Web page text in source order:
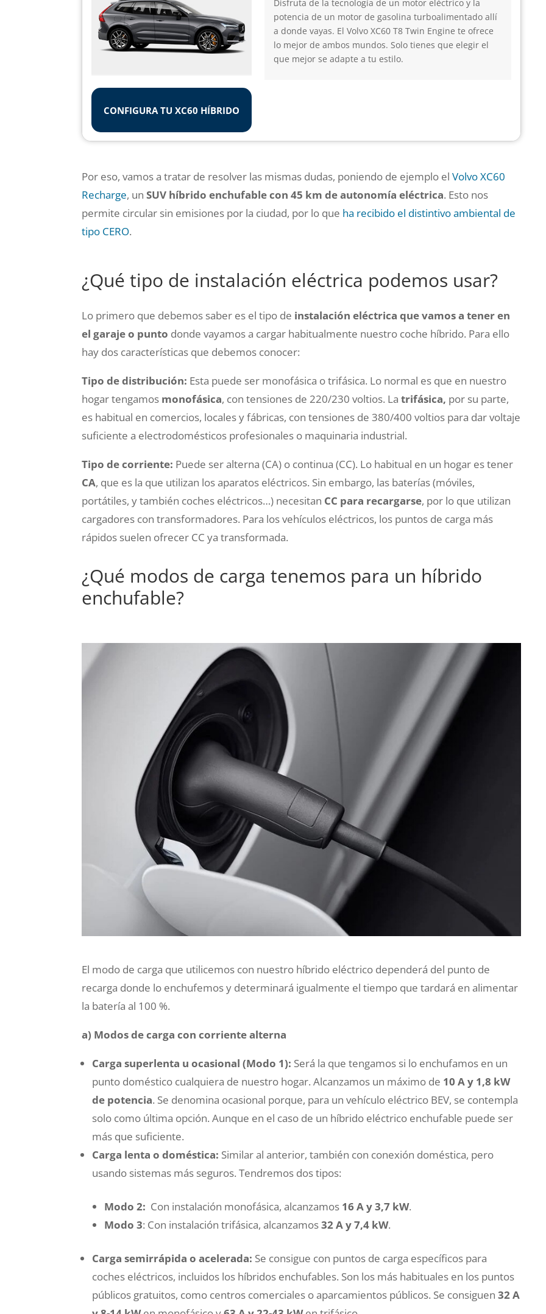
CONFIGURA TU XC60 HÍBRIDO
Disfruta de la tecnología de un motor eléctrico y la
potencia de un motor de gasolina turboalimentado allí
a donde vayas. El Volvo XC60 T8 Twin Engine te ofrece
lo mejor de ambos mundos. Solo tienes que elegir el
que mejor se adapte a tu estilo.
Por eso, vamos a tratar de resolver las mismas dudas, poniendo de ejemplo elVolvo XC60
Recharge, unSUV híbrido enchufable con 45 km de autonomía eléctrica. Esto nos
permite circular sin emisiones por la ciudad, por lo que ha recibido el distintivo ambiental de
tipo CERO.
¿Qué tipo de instalación eléctrica podemos usar?
Lo primero que debemos saber es el tipo de instalación eléctrica que vamos a tener en
el garaje o punto donde vayamos a cargar habitualmente nuestro coche híbrido. Para ello
hay dos características que debemos conocer:
Tipo de distribución: Esta puede ser monofásica o trifásica. Lo normal es que en nuestro
hogar tengamos monofásica, con tensiones de 220/230 voltios. Latrifásica, por su parte,
es habitual en comercios, locales y fábricas, con tensiones de 380/400 voltios para dar voltaje
suficiente a electrodomésticos profesionales o maquinaria industrial.
Tipo de corriente: Puede ser alterna (CA) o continua (CC). Lo habitual en un hogar es tener
CA, que es la que utilizan los aparatos eléctricos. Sin embargo, las baterías (móviles,
portátiles, y también coches eléctricos…) necesitan CC para recargarse, por lo que utilizan
cargadores con transformadores. Para los vehículos eléctricos, los puntos de carga más
rápidos suelen ofrecer CC ya transformada.
¿Qué modos de carga tenemos para un híbrido
enchufable?
El modo de carga que utilicemos con nuestro híbrido eléctrico dependerá del punto de
recarga donde lo enchufemos y determinará igualmente el tiempo que tardará en alimentar
la batería al 100 %.
a) Modos de carga con corriente alterna
Carga superlenta u ocasional (Modo 1): Será la que tengamos si lo enchufamos en un
punto doméstico cualquiera de nuestro hogar. Alcanzamos un máximo de 10 A y 1,8 kW
de potencia. Se denomina ocasional porque, para un vehículo eléctrico BEV, se contempla
solo como última opción. Aunque en el caso de un híbrido eléctrico enchufable puede ser
más que suficiente.
Carga lenta o doméstica: Similar al anterior, también con conexión doméstica, pero
usando sistemas más seguros. Tendremos dos tipos:
Modo 2: Con instalación monofásica, alcanzamos 16 A y 3,7 kW.
Modo 3: Con instalación trifásica, alcanzamos32 A y 7,4 kW.
Carga semirrápida o acelerada: Se consigue con puntos de carga específicos para
coches eléctricos, incluidos los híbridos enchufables. Son los más habituales en los puntos
públicos gratuitos, como centros comerciales o aparcamientos públicos. Se consiguen32 A